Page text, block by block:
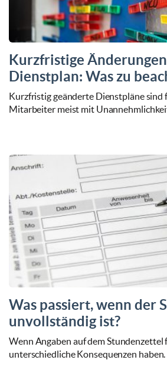
Kurzfristige
Dienstplan: Was zu
Kurzfristig geänderte Dienstpläne sind
Mitarbeiter meist mit
Was passiert, wenn der
unvollständig ist?
Wenn Angaben auf dem Stundenzettel
unterschiedliche Konsequenzen haben.